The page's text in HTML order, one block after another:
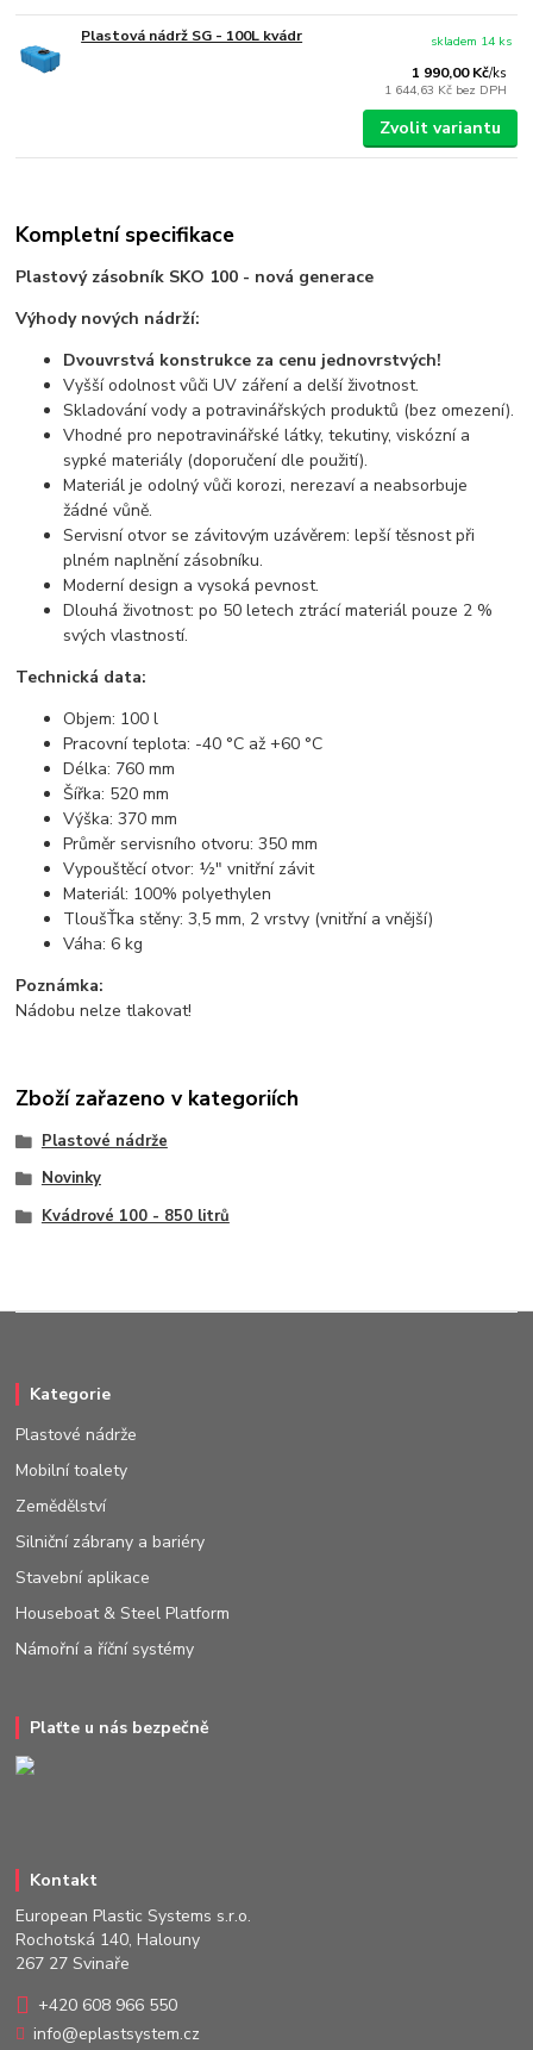
Plastová nádrž SG - 100L kvádr
1 990,00 Kč/ks
1 644,63 Kč bez DPH
skladem 14 ks
Zvolit variantu
Kompletní specifikace
Plastový zásobník SKO 100 - nová generace
Výhody nových nádrží:
Dvouvrstvá konstrukce za cenu jednovrstvých!
Vyšší odolnost vůči UV záření a delší životnost.
Skladování vody a potravinářských produktů (bez omezení).
Vhodné pro nepotravinářské látky, tekutiny, viskózní a
sypké materiály (doporučení dle použití).
Materiál je odolný vůči korozi, nerezaví a neabsorbuje
žádné vůně.
Servisní otvor se závitovým uzávěrem: lepší těsnost při
plném naplnění zásobníku.
Moderní design a vysoká pevnost.
Dlouhá životnost: po 50 letech ztrácí materiál pouze 2 %
svých vlastností.
Technická data:
Objem: 100 l
Pracovní teplota: -40 °C až +60 °C
Délka: 760 mm
Šířka: 520 mm
Výška: 370 mm
Průměr servisního otvoru: 350 mm
Vypouštěcí otvor: ½" vnitřní závit
Materiál: 100% polyethylen
TloušŤka stěny: 3,5 mm, 2 vrstvy (vnitřní a vnější)
Váha: 6 kg
Poznámka:
Nádobu nelze tlakovat!
Zboží zařazeno v kategoriích
Plastové nádrže
Novinky
Kvádrové 100 - 850 litrů
Kategorie
Plastové nádrže
Mobilní toalety
Zemědělství
Silniční zábrany a bariéry
Stavební aplikace
Houseboat & Steel Platform
Námořní a říční systémy
Plaťte u nás bezpečně
Kontakt
European Plastic Systems s.r.o.
Rochotská 140, Halouny
267 27 Svinaře
+420 608 966 550
info@eplastsystem.cz